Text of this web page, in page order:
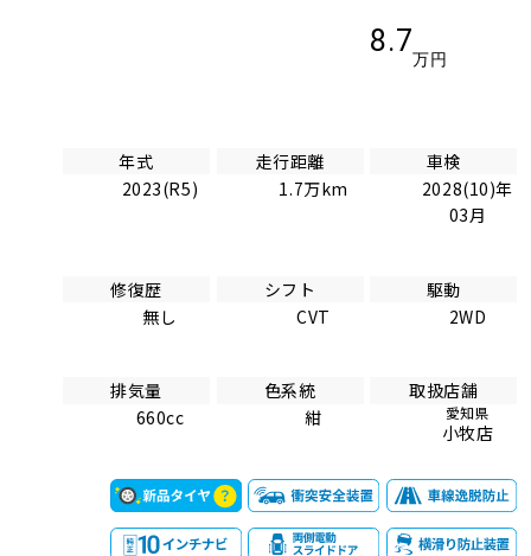
8.7
万円
年式
2023(R5)
走行距離
1.7万km
車検
2028(10)年
03月
修復歴
無し
シフト
CVT
駆動
2WD
排気量
660cc
色系統
紺
取扱店舗
愛知県
小牧店